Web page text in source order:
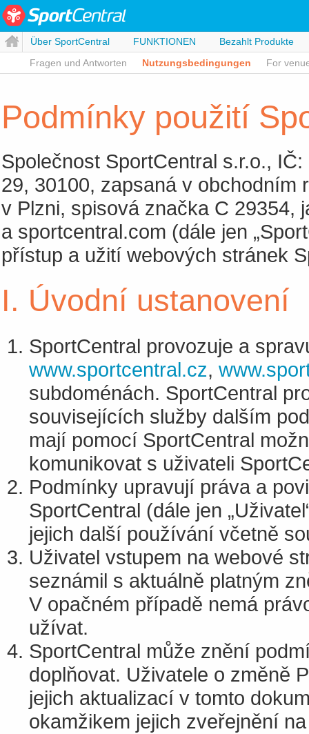
Über SportCentral FUNKTIONEN
Bezahlt Produkte
Fragen und Antworten
Nutzungsbedingungen For
Podmínky použití
Společnost SportCentral s.r.o.,
29, 30100, zapsaná v obchodním
v Plzni, spisová značka C 29354,
a sportcentral.com (dále jen
přístup a užití webových stránek
I. Úvodní ustanovení
SportCentral provozuje a
www.sportcentral.cz,
subdoménách. SportCentral
souvisejících služby dalším
mají pomocí SportCentral
komunikovat s uživateli
Podmínky upravují práva a
SportCentral (dále jen
jejich další používání včetně
Uživatel vstupem na webové
seznámil s aktuálně platným
V opačném případě nemá
užívat.
SportCentral může znění
doplňovat. Uživatele o změně
jejich aktualizací v tomto
okamžikem jejich zveřejnění